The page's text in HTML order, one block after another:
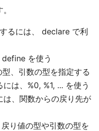
るには、 declare で利
を使う
、引数の型を指定する
は、%0, %1, ... を使う
は、関数からの戻り先が
り値の型や引数の型を